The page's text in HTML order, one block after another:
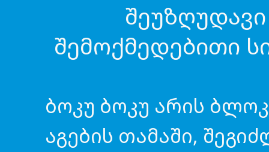
შეუზღუდავი
შემოქმედებითი
ბოკუ ბოკუ არის
აგების თამაში,